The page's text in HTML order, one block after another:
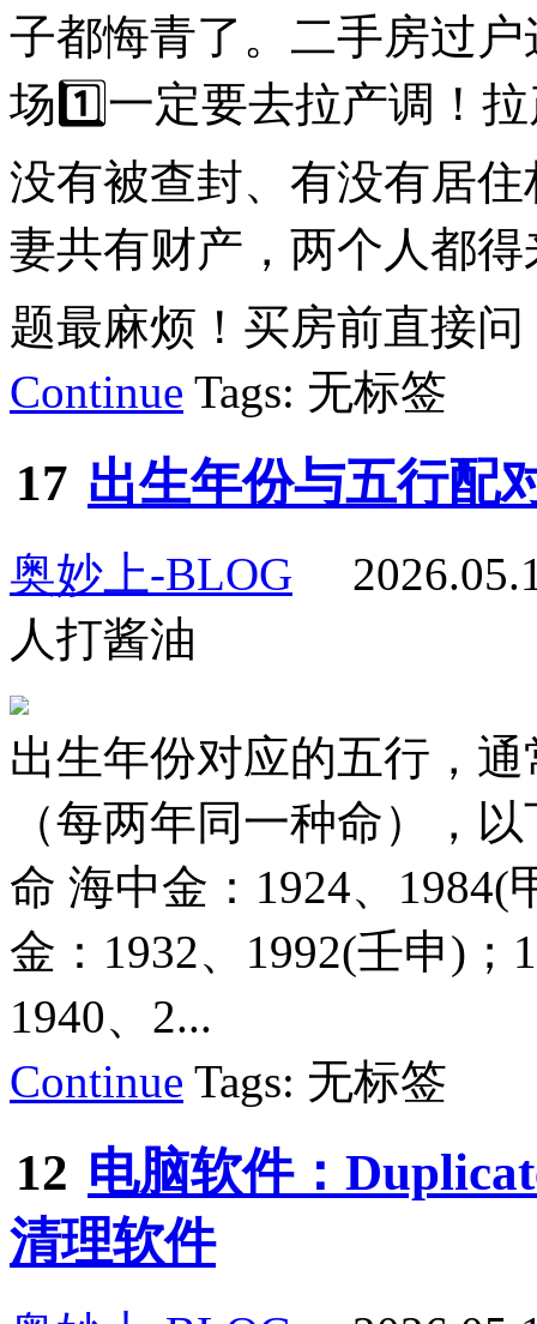
子都悔青了。二手房过
场1️⃣一定要去拉产调！
没有被查封、有没有居
妻共有财产，两个人都
题最麻烦！买房前直接
Continue Tags: 无标签
17 出生年份与五行配
奥妙上-BLOG
人打酱油
出生年份对应的五行，
（每两年同一种命），
命 海中金：1924、1984(
金：1932、1992(壬申)；
1940、2...
Continue Tags: 无标签
12 电脑软件：
清理软件